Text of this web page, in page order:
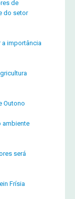
de
do setor
importância
Outono
ambiente
será
Frísia